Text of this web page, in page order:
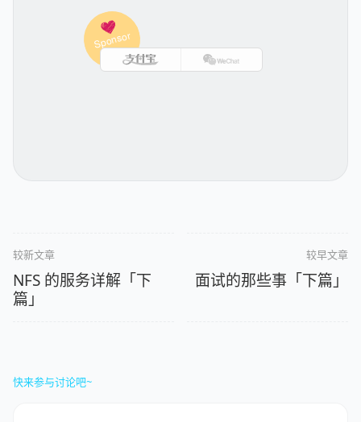
较新文章
NFS 的服务详解「下
篇」
较早文章
面试的那些事「下篇」
快来参与讨论吧~